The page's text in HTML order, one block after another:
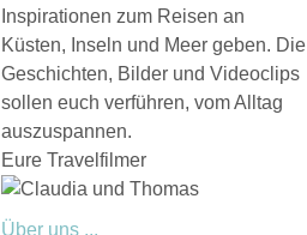
Inspirationen zum Reisen an
Küsten, Inseln und Meer geben. Die
Geschichten, Bilder und Videoclips
sollen euch verführen, vom Alltag
auszuspannen.
Eure Travelfilmer
Über uns ...